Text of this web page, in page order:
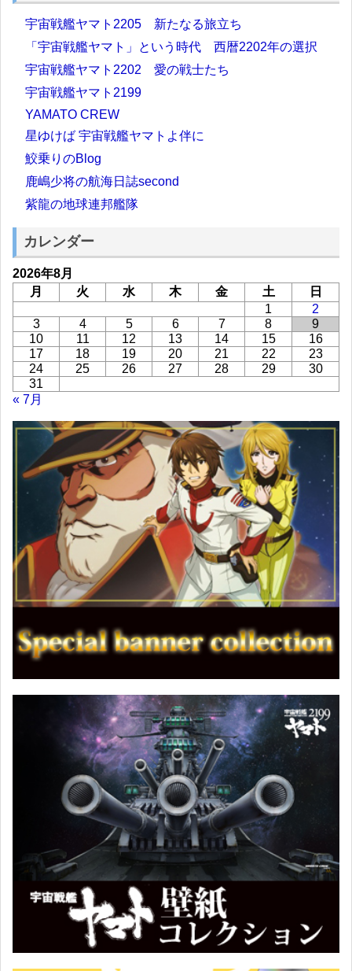
宇宙戦艦ヤマト2205 新たなる旅立ち
「宇宙戦艦ヤマト」という時代 西暦2202年の選択
宇宙戦艦ヤマト2202 愛の戦士たち
宇宙戦艦ヤマト2199
YAMATO CREW
星ゆけば 宇宙戦艦ヤマトよ伴に
鮫乗りのBlog
鹿嶋少将の航海日誌second
紫龍の地球連邦艦隊
カレンダー
2026年8月
月
火 水 木 金 土
日
1
2
3
4 5 6 7 8
9
10
11 12 13 14 15
16
17
18 19 20 21 22
23
24
25 26 27 28 29
30
31
« 7月